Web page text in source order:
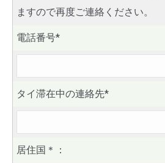
ますので再度ご連絡ください。
電話番号*
タイ滞在中の連絡先*
居住国 ＊ ：